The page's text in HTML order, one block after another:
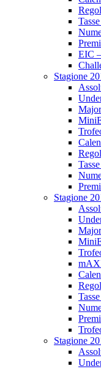
EIC
Stagione
Major
Stagione
Major
Stagione